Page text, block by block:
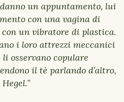
un appuntamento, lui
con una vagina di
un vibratore di plastica.
i loro attrezzi meccanici
osservano copulare
il tè parlando d’altro,
”